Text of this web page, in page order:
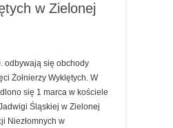
w Zielonej
odbywają się obchody
Żołnierzy Wyklętych. W
się 1 marca w kościele
Śląskiej w Zielonej
Niezłomnych w